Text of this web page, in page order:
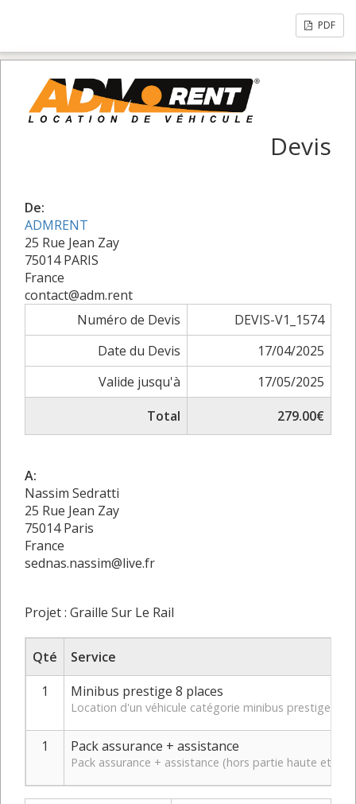
PDF
Devis
De:
ADMRENT
25 Rue Jean Zay
75014 PARIS
France
contact@adm.rent
Numéro de Devis
DEVIS-V1_1574
Date du Devis
17/04/2025
Valide jusqu'à
17/05/2025
Total
279.00€
A:
Nassim Sedratti
25 Rue Jean Zay
75014 Paris
France
sednas.nassim@live.fr
Projet : Graille Sur Le Rail
Qté
Service
1
Minibus prestige 8 places
Location d'un véhicule catégorie minibus prestige du
1 Pack assurance + assistance
Pack assurance + assistance (hors partie haute et